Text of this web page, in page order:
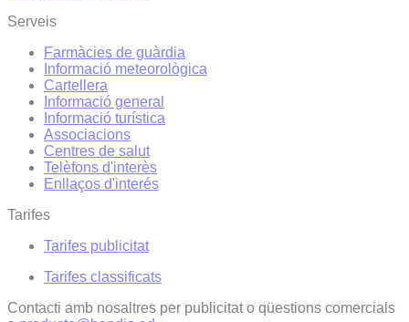
Serveis
Farmàcies de guàrdia
Informació meteorològica
Cartellera
Informació general
Informació turística
Associacions
Centres de salut
Telèfons d'interès
Enllaços d'interés
Tarifes
Tarifes publicitat
Tarifes classificats
Contacti amb nosaltres per publicitat o qüestions comercials